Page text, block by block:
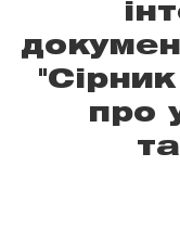
про